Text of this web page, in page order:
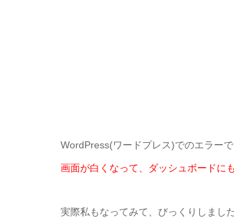
WordPress(ワードプレス)でのエラー
画面が白くなって、ダッシュボードに
実際私もなってみて、びっくりしました